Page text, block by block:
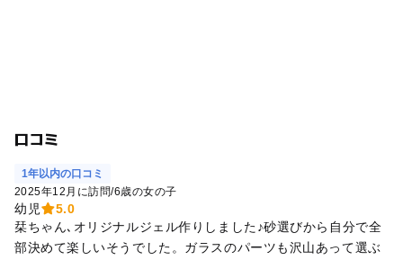
口コミ
1年以内の口コミ
2025年12月に訪問/6歳の女の子
幼児
5.0
栞ちゃん､オリジナルジェル作りしました♪砂選びから自分で全
部決めて楽しいそうでした。ガラスのパーツも沢山あって選ぶ